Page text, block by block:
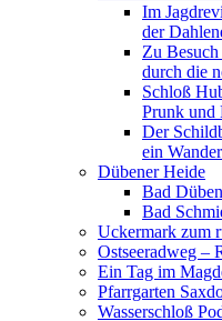
Im
der
Zu
durch die
Schloß
Prunk und
Der
ein
Dübener Heide
Bad
Bad
Uckermark zum
Ostseeradweg –
Ein Tag im
Pfarrgarten
Wasserschloß